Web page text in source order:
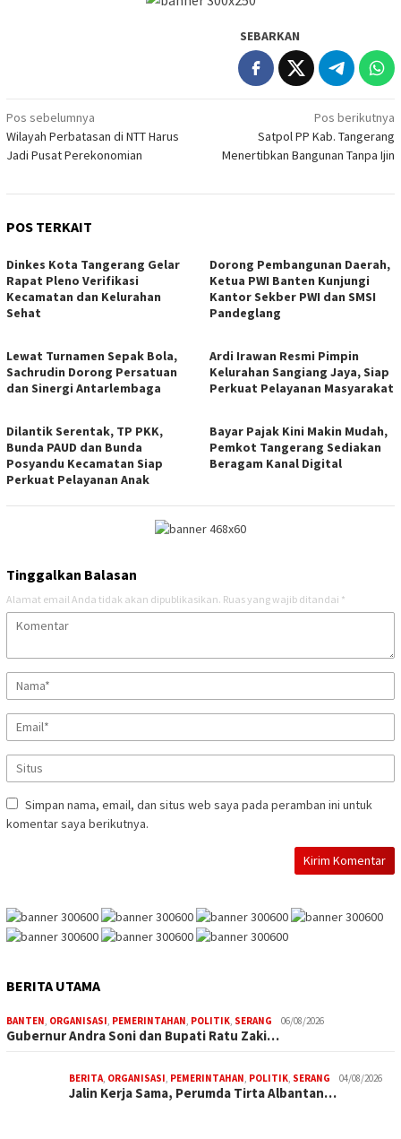
SEBARKAN
Navigasi
pos
Pos sebelumnya
Wilayah Perbatasan di NTT Harus
Jadi Pusat Perekonomian
Pos berikutnya
Satpol PP Kab. Tangerang
Menertibkan Bangunan Tanpa Ijin
POS TERKAIT
Dinkes Kota Tangerang Gelar
Rapat Pleno Verifikasi
Kecamatan dan Kelurahan
Sehat
Dorong Pembangunan Daerah,
Ketua PWI Banten Kunjungi
Kantor Sekber PWI dan SMSI
Pandeglang
Lewat Turnamen Sepak Bola,
Sachrudin Dorong Persatuan
dan Sinergi Antarlembaga
Ardi Irawan Resmi Pimpin
Kelurahan Sangiang Jaya, Siap
Perkuat Pelayanan Masyarakat
Dilantik Serentak, TP PKK,
Bunda PAUD dan Bunda
Posyandu Kecamatan Siap
Perkuat Pelayanan Anak
Bayar Pajak Kini Makin Mudah,
Pemkot Tangerang Sediakan
Beragam Kanal Digital
Tinggalkan Balasan
Alamat email Anda tidak akan dipublikasikan. Ruas yang wajib ditandai *
Simpan nama, email, dan situs web saya pada peramban ini untuk
komentar saya berikutnya.
BERITA UTAMA
BANTEN, ORGANISASI, PEMERINTAHAN, POLITIK, SERANG 06/08/2026
Gubernur Andra Soni dan Bupati Ratu Zaki…
BERITA, ORGANISASI, PEMERINTAHAN, POLITIK, SERANG 04/08/2026
Jalin Kerja Sama, Perumda Tirta Albantan…